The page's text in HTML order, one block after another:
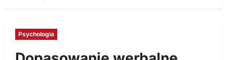
Psychologia